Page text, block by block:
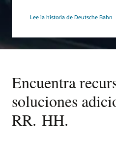
Lee la historia de Deutsche Bahn
Encuentra
soluciones
RR. HH.